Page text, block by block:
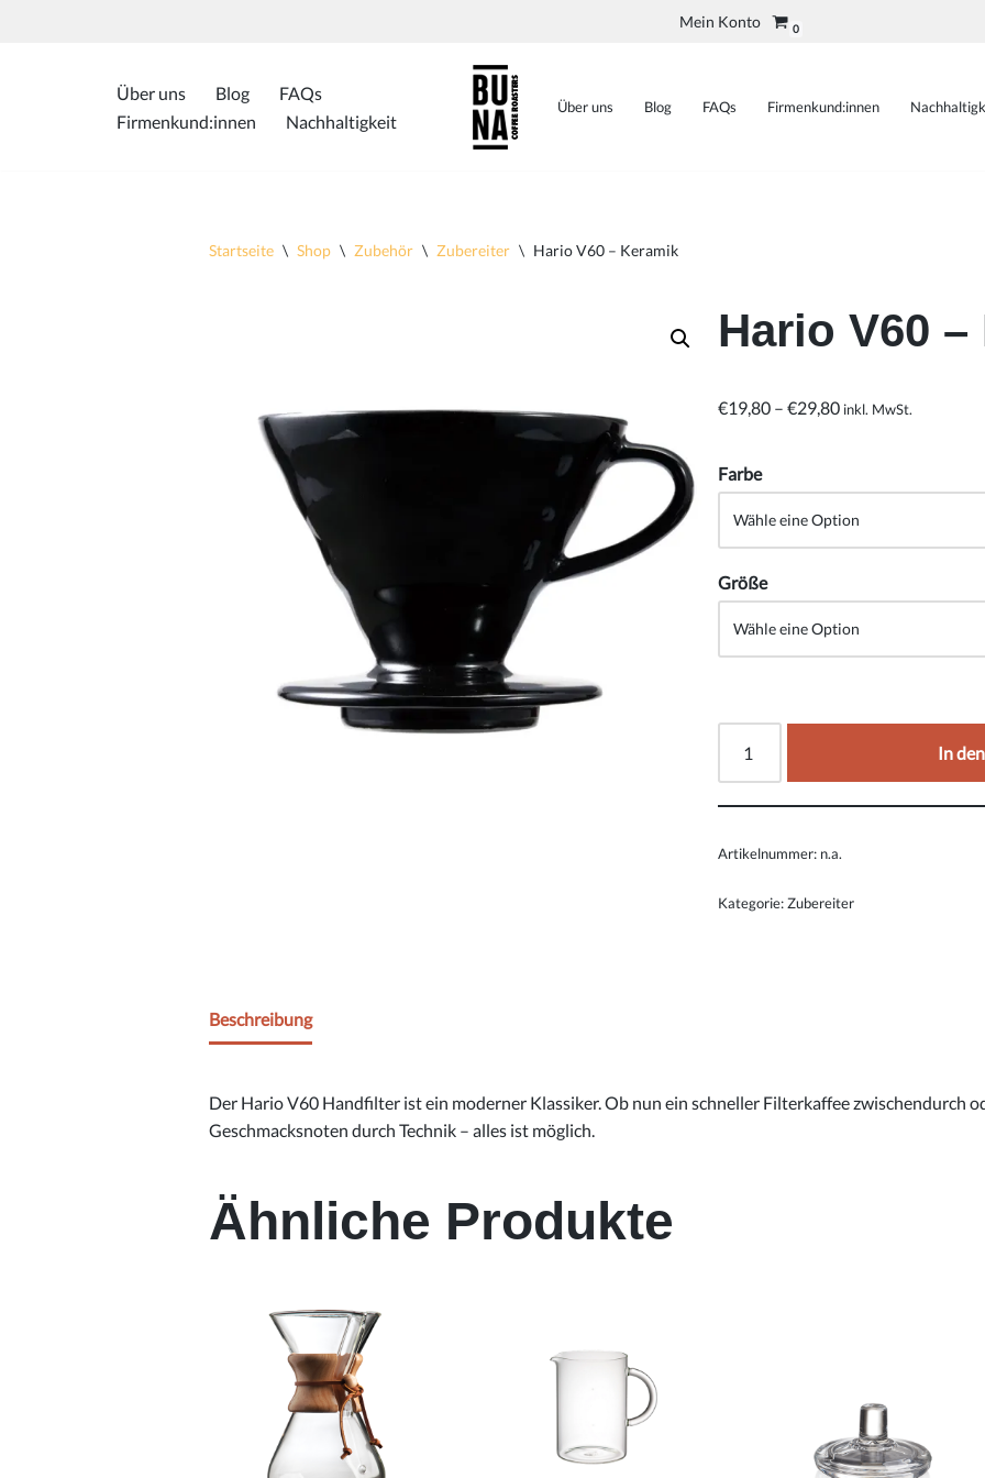
Mein Konto 0
Über uns Blog
FAQs
Firmenkund:innen
Nachhaltigkeit
Über uns Blog FAQs Firmenkund:innen
Startseite \ Shop \ Zubehör \ Zubereiter \ Hario V60 – Keramik
Hario V60
€19,80 – €29,80 inkl. MwSt.
Farbe
Größe
In
Artikelnummer: n.a.
Kategorie:Zubereiter
Beschreibung
Der Hario V60 Handfilter ist ein moderner Klassiker. Ob nun ein schneller Filterkaffee zwischendurch
Geschmacksnoten durch Technik – alles ist möglich.
Ähnliche Produkte